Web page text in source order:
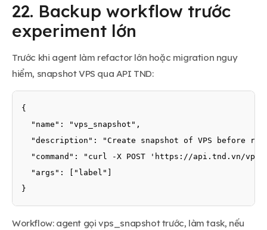
22. Backup workflow trước
experiment lớn
Trước khi agent làm refactor lớn hoặc migration nguy
hiểm, snapshot VPS qua API TND:
{
  "name": "vps_snapshot",
"description": "Create snapshot of VPS before
"command": "curl -X POST 'https://api.tnd.vn/
  "args": ["label"]
}
Workflow: agent gọi vps_snapshot trước, làm task, nếu